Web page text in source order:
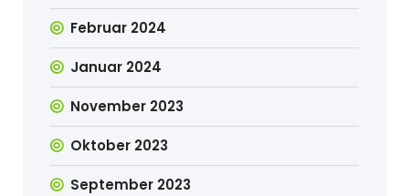
Februar 2024
Januar 2024
November 2023
Oktober 2023
September 2023